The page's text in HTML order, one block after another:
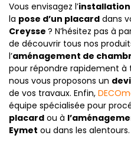
Vous envisagez l’
la pose d’un placard dans
Creysse ? N’hésitez pas à
de découvrir tous nos
l’aménagement de
pour répondre rapidement
nous vous proposons un
de vos travaux. Enfin,
équipe spécialisée pour
placard ou à
Eymet ou dans les alentours.